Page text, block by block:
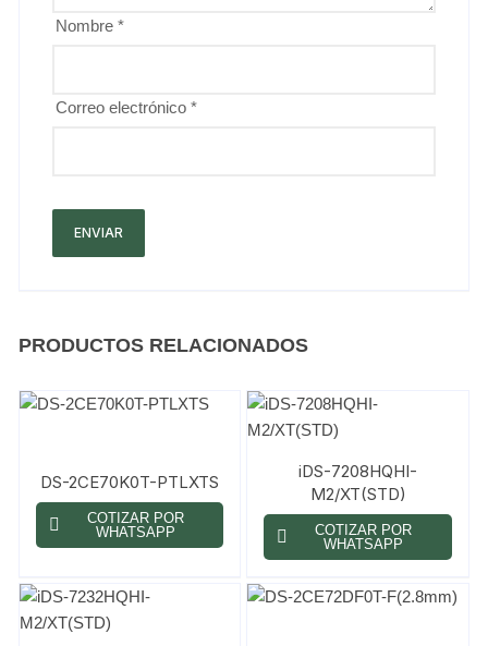
Nombre*
Correo electrónico*
PRODUCTOS RELACIONADOS
DS-2CE70K0T-PTLXTS
COTIZAR POR
WHATSAPP
iDS-7208HQHI-
M2/XT(STD)
COTIZAR POR
WHATSAPP